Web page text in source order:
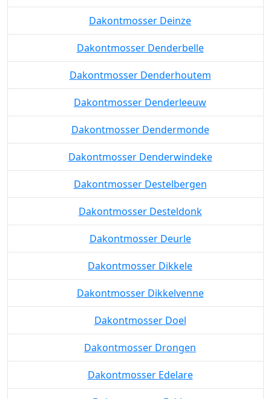
Dakontmosser Deinze
Dakontmosser Denderbelle
Dakontmosser Denderhoutem
Dakontmosser Denderleeuw
Dakontmosser Dendermonde
Dakontmosser Denderwindeke
Dakontmosser Destelbergen
Dakontmosser Desteldonk
Dakontmosser Deurle
Dakontmosser Dikkele
Dakontmosser Dikkelvenne
Dakontmosser Doel
Dakontmosser Drongen
Dakontmosser Edelare